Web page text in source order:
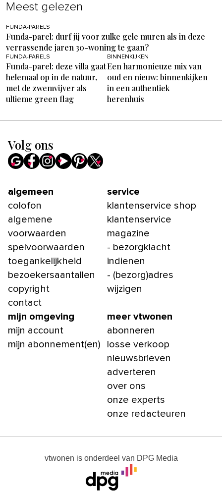
Meest gelezen
FUNDA-PARELS
Funda-parel: durf jij voor zulke gele muren als in deze
verrassende jaren 30-woning te gaan?
FUNDA-PARELS
Funda-parel: deze villa gaat
helemaal op in de natuur,
met de zwemvijver als
ultieme green flag
BINNENKIJKEN
Een harmonieuze mix van
oud en nieuw: binnenkijken
in een authentiek
herenhuis
Volg ons
algemeen
colofon
algemene
voorwaarden
spelvoorwaarden
toegankelijkheid
bezoekersaantallen
copyright
contact
service
klantenservice shop
klantenservice
magazine
- bezorgklacht
indienen
- (bezorg)adres
wijzigen
mijn omgeving
mijn account
mijn abonnement(en)
meer vtwonen
abonneren
losse verkoop
nieuwsbrieven
adverteren
over ons
onze experts
onze redacteuren
vtwonen is onderdeel van DPG Media